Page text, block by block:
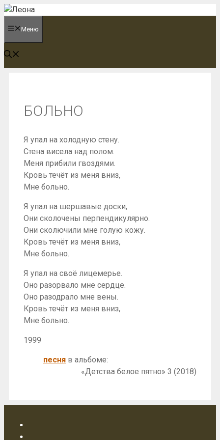
Перейти
содержимому
Меню
БОЛЬНО
Я упал на холодную стену.
Стена висела над полом.
Меня прибили гвоздями.
Кровь течёт из меня вниз,
Мне больно.
Я упал на шершавые доски,
Они сколочены перпендикулярно.
Они сколючили мне голую кожу.
Кровь течёт из меня вниз,
Мне больно.
Я упал на своё лицемерье.
Оно разорвало мне сердце.
Оно разодрало мне вены.
Кровь течёт из меня вниз,
Мне больно.
1999
песня в альбоме:
«Детства белое пятно» 3 (2018)